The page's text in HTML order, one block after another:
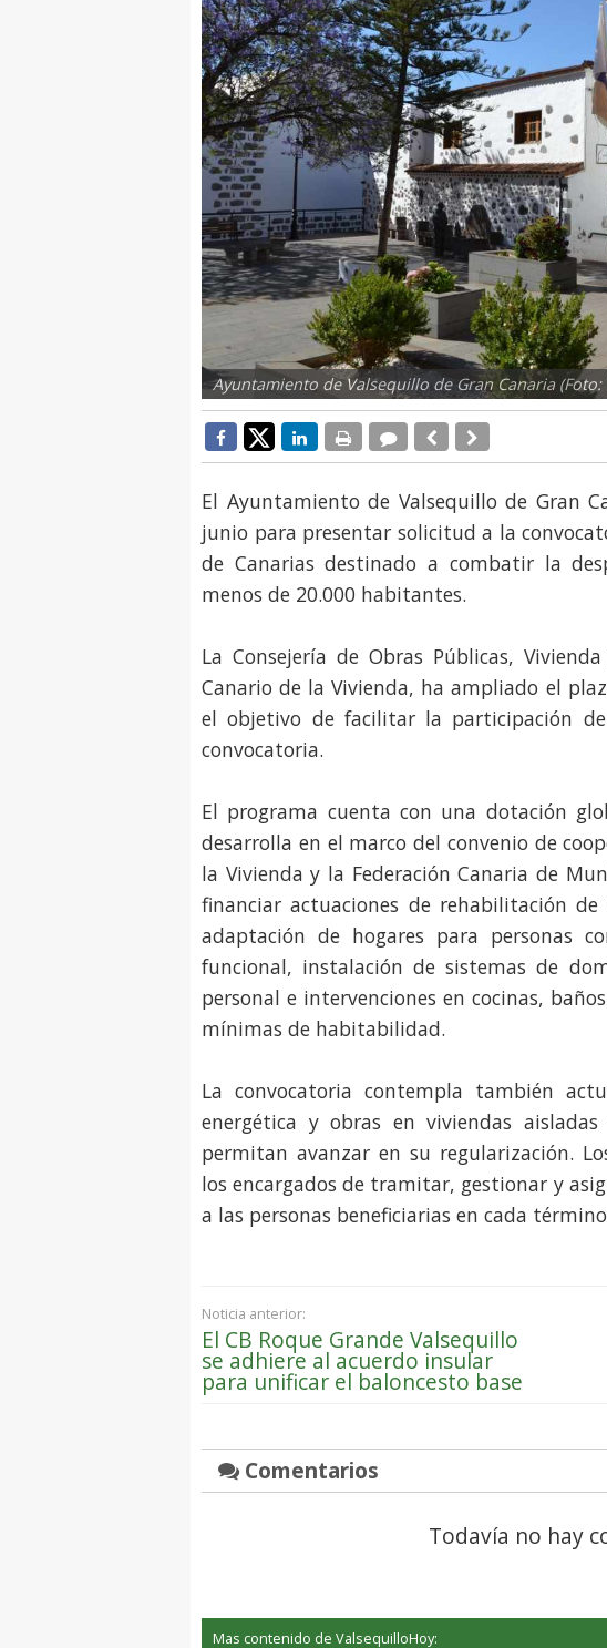
Ayuntamiento de Valsequillo de Gran Canaria
El Ayuntamiento de Valsequillo de Gran
junio para presentar solicitud a la
de Canarias destinado a combatir la
menos de 20.000 habitantes.
La Consejería de Obras Públicas,
Canario de la Vivienda, ha ampliado el
el objetivo de facilitar la participación
convocatoria.
El programa cuenta con una dotación
desarrolla en el marco del convenio de
la Vivienda y la Federación Canaria de
financiar actuaciones de rehabilitación
adaptación de hogares para personas
funcional, instalación de sistemas de
personal e intervenciones en cocinas,
mínimas de habitabilidad.
La convocatoria contempla también
energética y obras en viviendas
permitan avanzar en su regularización.
los encargados de tramitar, gestionar y
a las personas beneficiarias en cada
Noticia anterior:
El CB Roque Grande Valsequillo
se adhiere al acuerdo insular
para unificar el baloncesto base
Comentarios
Todavía no hay
Mas contenido de ValsequilloHoy: